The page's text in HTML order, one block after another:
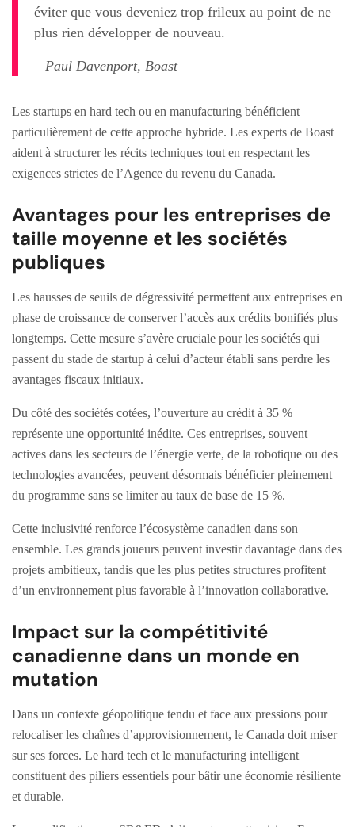
éviter que vous deveniez trop frileux au point de ne
plus rien développer de nouveau.
– Paul Davenport, Boast
Les startups en hard tech ou en manufacturing bénéficient
particulièrement de cette approche hybride. Les experts de Boast
aident à structurer les récits techniques tout en respectant les
exigences strictes de l’Agence du revenu du Canada.
Avantages pour les entreprises de
taille moyenne et les sociétés
publiques
Les hausses de seuils de dégressivité permettent aux entreprises en
phase de croissance de conserver l’accès aux crédits bonifiés plus
longtemps. Cette mesure s’avère cruciale pour les sociétés qui
passent du stade de startup à celui d’acteur établi sans perdre les
avantages fiscaux initiaux.
Du côté des sociétés cotées, l’ouverture au crédit à 35 %
représente une opportunité inédite. Ces entreprises, souvent
actives dans les secteurs de l’énergie verte, de la robotique ou des
technologies avancées, peuvent désormais bénéficier pleinement
du programme sans se limiter au taux de base de 15 %.
Cette inclusivité renforce l’écosystème canadien dans son
ensemble. Les grands joueurs peuvent investir davantage dans des
projets ambitieux, tandis que les plus petites structures profitent
d’un environnement plus favorable à l’innovation collaborative.
Impact sur la compétitivité
canadienne dans un monde en
mutation
Dans un contexte géopolitique tendu et face aux pressions pour
relocaliser les chaînes d’approvisionnement, le Canada doit miser
sur ses forces. Le hard tech et le manufacturing intelligent
constituent des piliers essentiels pour bâtir une économie résiliente
et durable.